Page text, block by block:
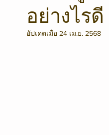
อย่างไรดี
อัปเดตเมื่อ 24 เม.ย. 2568